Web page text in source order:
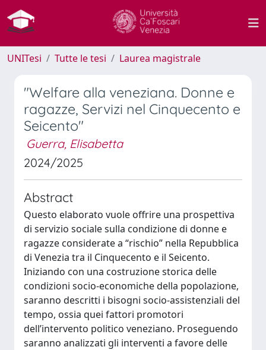
UNITesi Tutte le tesi Laurea magistrale
"Welfare alla veneziana. Donne e
ragazze, Servizi nel Cinquecento e
Seicento"
Guerra, Elisabetta
2024/2025
Abstract
Questo elaborato vuole offrire una prospettiva
di servizio sociale sulla condizione di donne e
ragazze considerate a “rischio” nella Repubblica
di Venezia tra il Cinquecento e il Seicento.
Iniziando con una costruzione storica delle
condizioni socio-economiche della popolazione,
saranno descritti i bisogni socio-assistenziali del
tempo, ossia quei fattori promotori
dell’intervento politico veneziano. Proseguendo
saranno analizzati gli interventi a favore delle